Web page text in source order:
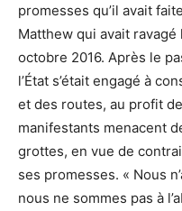
promesses qu’il avait
Matthew qui avait ravagé
octobre 2016. Après le
l’État s’était engagé à
et des routes, au profit
manifestants menacent
grottes, en vue de
ses promesses. « Nous
nous ne sommes pas à